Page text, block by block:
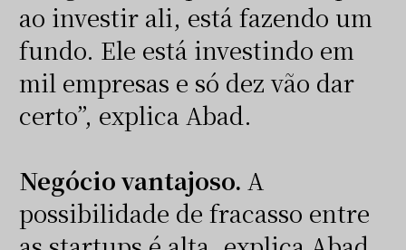
ao investir ali, está fazendo um
fundo. Ele está investindo em
mil empresas e só dez vão dar
certo”, explica Abad.
Negócio vantajoso. A
possibilidade de fracasso entre